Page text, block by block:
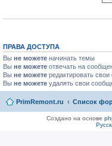
ПРАВА ДОСТУПА
Вы не можете начинать темы
Вы не можете отвечать на
Вы не можете редактировать
Вы не можете удалять свои
PrimRemont.ru Список
Создано на основе